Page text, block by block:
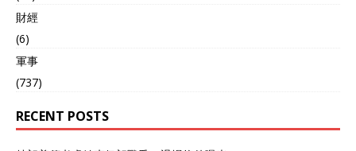
財經
(6)
軍事
(737)
RECENT POSTS